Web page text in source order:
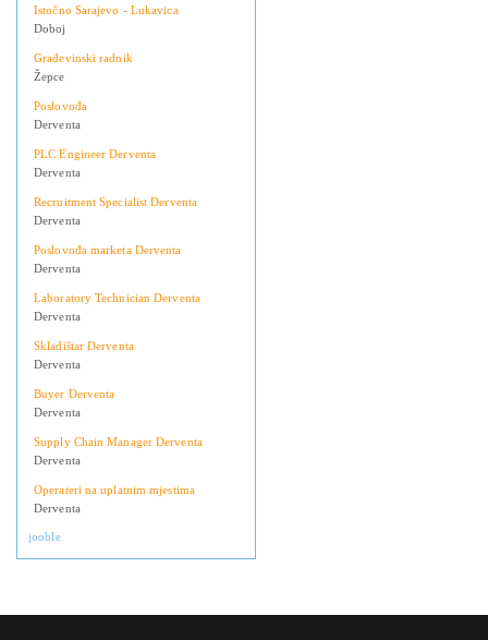
Istočno Sarajevo - Lukavica
Doboj
Građevinski radnik
Žepce
Poslovođa
Derventa
PLC Engineer Derventa
Derventa
Recruitment Specialist Derventa
Derventa
Poslovođa marketa Derventa
Derventa
Laboratory Technician Derventa
Derventa
Skladištar Derventa
Derventa
Buyer Derventa
Derventa
Supply Chain Manager Derventa
Derventa
Operateri na uplatnim mjestima
Derventa
jooble